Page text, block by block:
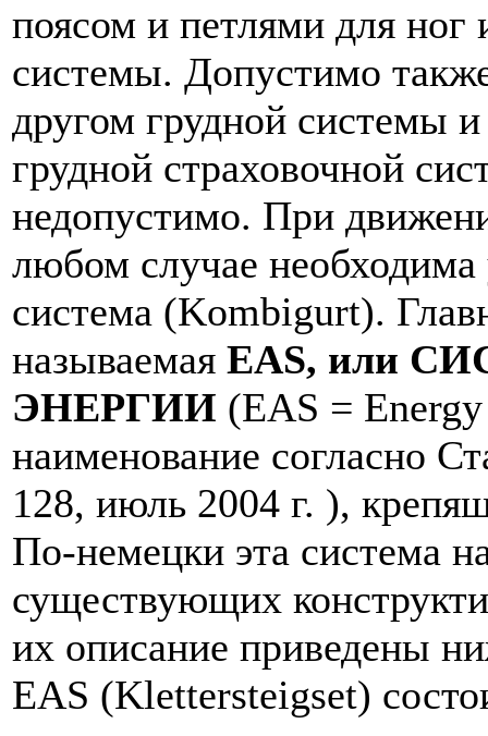
поясом и петлями для ног
системы. Допустимо
другом грудной системы
грудной страховочной
недопустимо. При
любом случае необходима
система (Kombigurt).
называемая EAS, или
ЭНЕРГИИ (EAS =
наименование согласно
128, июль 2004 г. ),
По-немецки эта система
существующих
их описание приведены
EAS (Klettersteigset)